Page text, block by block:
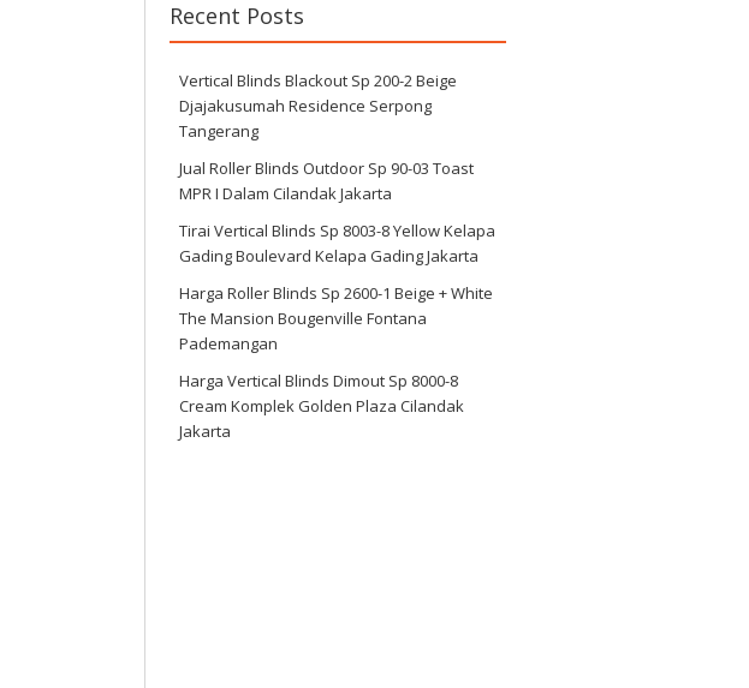
Recent Posts
Vertical Blinds Blackout Sp 200-2 Beige
Djajakusumah Residence Serpong
Tangerang
Jual Roller Blinds Outdoor Sp 90-03 Toast
MPR I Dalam Cilandak Jakarta
Tirai Vertical Blinds Sp 8003-8 Yellow Kelapa
Gading Boulevard Kelapa Gading Jakarta
Harga Roller Blinds Sp 2600-1 Beige + White
The Mansion Bougenville Fontana
Pademangan
Harga Vertical Blinds Dimout Sp 8000-8
Cream Komplek Golden Plaza Cilandak
Jakarta